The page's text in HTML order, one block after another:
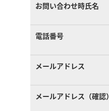
お問い合わせ時氏名
電話番号
メールアドレス
メールアドレス（確認）